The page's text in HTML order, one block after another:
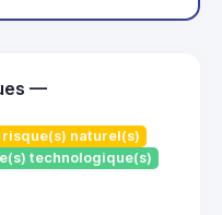
—
risque(s) naturel(s)
technologique(s)